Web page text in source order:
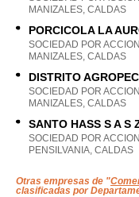
MANIZALES, CALDAS
PORCICOLA LA
SOCIEDAD POR
MANIZALES, CALDAS
DISTRITO
SOCIEDAD POR
MANIZALES, CALDAS
SANTO HASS S A S
SOCIEDAD POR
PENSILVANIA, CALDAS
Otras empresas de "
clasificadas por